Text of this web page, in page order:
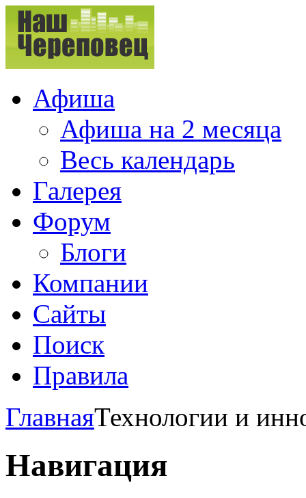
Афиша
Афиша на 2 месяца
Весь календарь
Галерея
Форум
Блоги
Компании
Сайты
Поиск
Правила
ГлавнаяТехнологии и
Навигация